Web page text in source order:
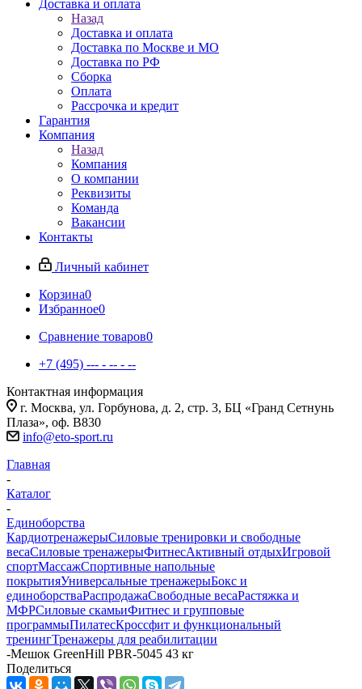
Доставка и оплата
Назад
Доставка и оплата
Доставка по Москве и МО
Доставка по РФ
Сборка
Оплата
Рассрочка и кредит
Гарантия
Компания
Назад
Компания
О компании
Реквизиты
Команда
Вакансии
Контакты
Личный кабинет
Корзина0
Избранное0
Сравнение товаров0
+7 (495) --- - -- - --
Контактная информация
г. Москва, ул. Горбунова, д. 2, стр. 3, БЦ «Гранд Сетнунь
Плаза», оф. В830
info@eto-sport.ru
Главная
-
Каталог
-
Единоборства
КардиотренажерыСиловые тренировки и свободные
весаСиловые тренажерыФитнесАктивный отдыхИгровой
спортМассажСпортивные напольные
покрытияУниверсальные тренажерыБокс и
единоборстваРаспродажаСвободные весаРастяжка и
МФРСиловые скамьиФитнес и групповые
программыПилатесКроссфит и функциональный
тренингТренажеры для реабилитации
-Мешок GreenHill PBR-5045 43 кг
Поделиться